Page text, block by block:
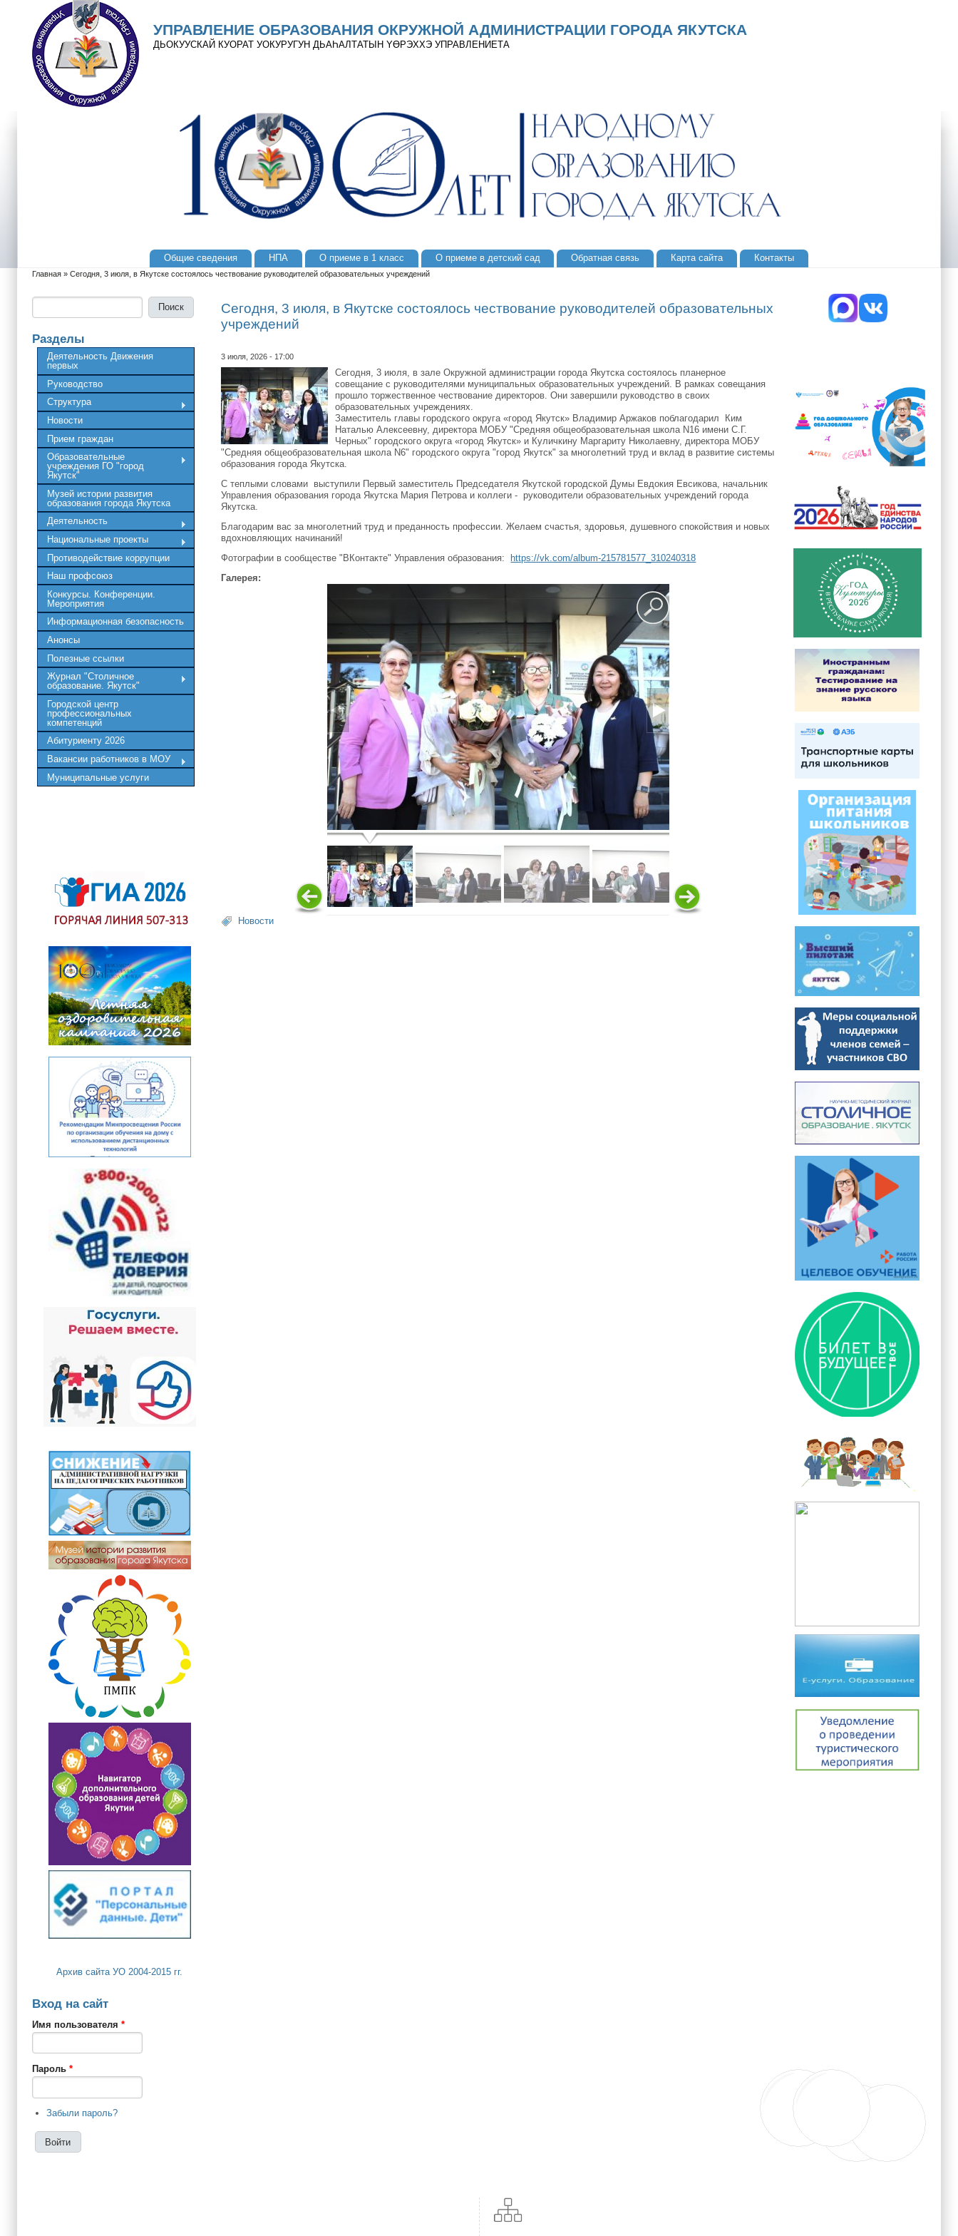
Перейти к основному содержанию
Skip to search
УПРАВЛЕНИЕ ОБРАЗОВАНИЯ ОКРУЖНОЙ АДМИНИСТРАЦИИ ГОРОДА ЯКУТСКА
ДЬОКУУСКАЙ КУОРАТ УОКУРУГУН ДЬАҺАЛТАТЫН YӨРЭХХЭ УПРАВЛЕНИЕТА
Общие сведения НПА О приеме в 1 класс О приеме в детский сад Обратная связь Карта сайта Контакты
Вы здесь
Главная » Сегодня, 3 июля, в Якутске состоялось чествование руководителей образовательных учреждений
Разделы
Деятельность Движения
первых
Руководство
Структура
Новости
Прием граждан
Образовательные
учреждения ГО "город
Якутск"
Музей истории развития
образования города Якутска
Деятельность
Национальные проекты
Противодействие коррупции
Наш профсоюз
Конкурсы. Конференции.
Мероприятия
Информационная безопасность
Анонсы
Полезные ссылки
Журнал "Столичное
образование. Якутск"
Городской центр
профессиональных
компетенций
Абитуриенту 2026
Вакансии работников в МОУ
Муниципальные услуги
Архив сайта УО 2004-2015 гг.
Вход на сайт
Имя пользователя *
Пароль *
Забыли пароль?
Сегодня, 3 июля, в Якутске состоялось чествование руководителей образовательных
учреждений
3 июля, 2026 - 17:00
Сегодня, 3 июля, в зале Окружной администрации города Якутска состоялось планерное
совещание с руководителями муниципальных образовательных учреждений. В рамках совещания
прошло торжественное чествование директоров. Они завершили руководство в своих
образовательных учреждениях.
Заместитель главы городского округа «город Якутск» Владимир Аржаков поблагодарил Ким
Наталью Алексеевну, директора МОБУ "Средняя общеобразовательная школа N16 имени С.Г.
Черных" городского округа «город Якутск» и Куличкину Маргариту Николаевну, директора МОБУ
"Средняя общеобразовательная школа N6" городского округа "город Якутск" за многолетний труд и вклад в развитие системы
образования города Якутска.
С теплыми словами выступили Первый заместитель Председателя Якутской городской Думы Евдокия Евсикова, начальник
Управления образования города Якутска Мария Петрова и коллеги - руководители образовательных учреждений города
Якутска.
Благодарим вас за многолетний труд и преданность профессии. Желаем счастья, здоровья, душевного спокойствия и новых
вдохновляющих начинаний!
Фотографии в сообществе "ВКонтакте" Управления образования:
https://vk.com/album-215781577_310240318
Галерея:
Новости